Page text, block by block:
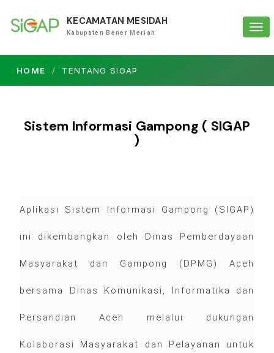
KECAMATAN MESIDAH
Kabupaten Bener Meriah
HOME TENTANG SIGAP
Sistem Informasi Gampong ( SIGAP
)
Aplikasi Sistem Informasi Gampong (SIGAP)
ini dikembangkan oleh Dinas Pemberdayaan
Masyarakat dan Gampong (DPMG) Aceh
bersama Dinas Komunikasi, Informatika dan
Persandian Aceh melalui dukungan
Kolaborasi Masyarakat dan Pelayanan untuk